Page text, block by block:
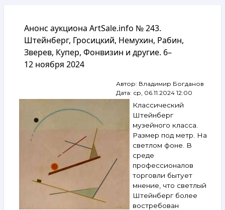
Анонс аукциона ArtSale.info № 243.
Штейнберг, Гросицкий, Немухин, Рабин,
Зверев, Купер, Фонвизин и другие. 6–
12 ноября 2024
Автор: Владимир Богданов
Дата: ср, 06.11.2024 12:00
Классический
Штейнберг
музейного класса.
Размер под метр. На
светлом фоне. В
среде
профессионалов
торговли бытует
мнение, что светлый
Штейнберг более
востребован